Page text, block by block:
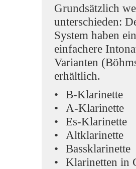
Grundsätzlich
unterschieden:
System haben
einfachere
Varianten
erhältlich.
B-Klarinette
A-Klarinette
Es-Klarinette
Altklarinette
Bassklarinette
Klarinetten in